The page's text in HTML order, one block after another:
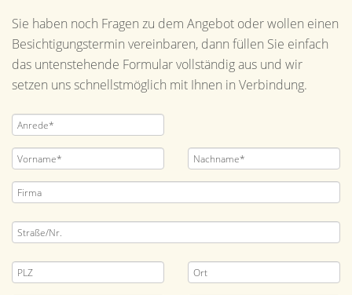
Sie haben noch Fragen zu dem Angebot oder wollen einen
Besichtigungstermin vereinbaren, dann füllen Sie einfach
das untenstehende Formular vollständig aus und wir
setzen uns schnellstmöglich mit Ihnen in Verbindung.